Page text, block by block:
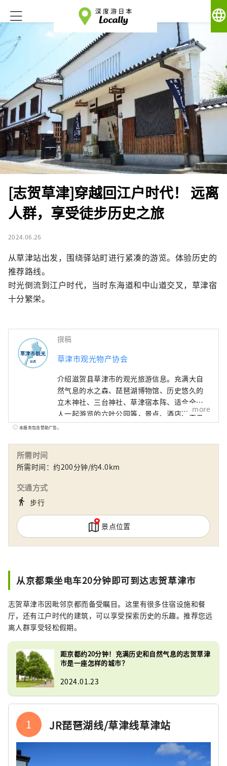
language
[志贺草津]穿越回江户时代！ 远离
人群，享受徒步历史之旅
2024.06.26
从草津站出发，围绕驿站町进行紧凑的游览。体验历史的
推荐路线。
时光倒流到江户时代，当时东海道和中山道交叉，草津宿
十分繁栄。
撰稿
草津市观光物产协会
介绍滋贺县草津市的观光旅游信息。充满大自
然气息的水之森、琵琶湖博物馆、历史悠久的
立木神社、三台神社、草津宿本阵、适合全家
人一起游览的六叶公园等，景点、酒店、美食
等信息丰富。可以享受。
more
本服务包含赞助广告。
所需时间
所需时间：约200分钟/约4.0km
交通方式
directions_walk 步行
景点位置
从京都乘坐电车20分钟即可到达志贺草津市
志贺草津市因毗邻京都而备受瞩目。这里有很多住宿设施和餐
厅，还有江户时代的建筑，可以享受探索历史的乐趣。推荐您远
离人群享受轻松假期。
距京都约20分钟！充满历史和自然气息的志贺草津
市是一座怎样的城市？
2024.01.23
1 JR琵琶湖线/草津线草津站